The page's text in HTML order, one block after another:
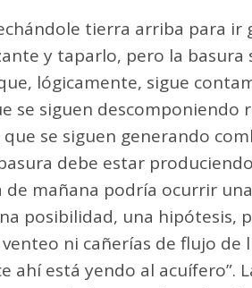
tierra arriba para ir
y taparlo, pero la basura
lógicamente, sigue
se siguen descomponiendo
se siguen generando
debe estar
de mañana podría ocurrir
posibilidad, una hipótesis,
ni cañerías de flujo de
ahí está yendo al acuífero”.